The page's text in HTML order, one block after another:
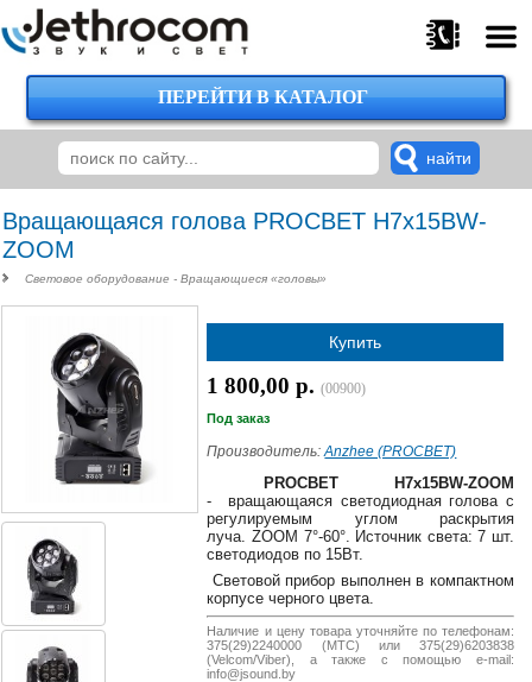
375
224-
00-
00
29
38-
375
29
620-
38-
8
ПЕРЕЙТИ В КАТАЛОГ
Вращающаяся голова PROCBET H7x15BW-
ZOOM
Световое оборудование - Вращающиеся «головы»
Купить
1 800,00 р.(00900)
Под заказ
Производитель:Anzhee (PROCBET)
PROCBET H7x15BW-ZOOM
- вращающаяся светодиодная голова с
регулируемым углом раскрытия
луча. ZOOM 7°-60°. Источник света: 7 шт.
светодиодов по 15Вт.
Световой прибор выполнен в компактном
корпусе черного цвета.
Наличие и цену товара уточняйте по телефонам:
375(29)2240000 (МТС) или 375(29)6203838
(Velcom/Viber), а также с помощью e-mail:
info@jsound.by